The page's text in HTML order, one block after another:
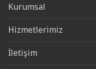
Kurumsal
Hizmetlerimiz
İletişim